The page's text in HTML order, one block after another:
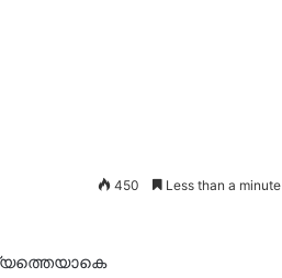
450 Less than a minute